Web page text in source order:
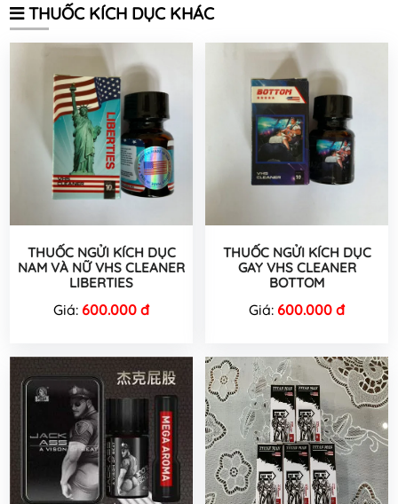
THUỐC KÍCH DỤC KHÁC
THUỐC NGỬI KÍCH DỤC
NAM VÀ NỮ VHS CLEANER
LIBERTIES
Giá: 600.000 đ
THUỐC NGỬI KÍCH DỤC
GAY VHS CLEANER
BOTTOM
Giá: 600.000 đ